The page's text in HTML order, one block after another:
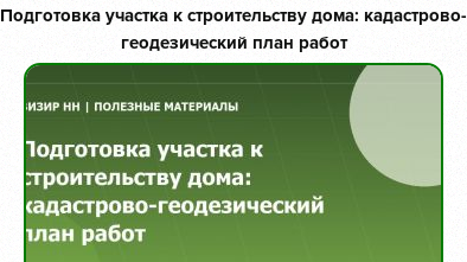
Подготовка участка к строительству дома: кадастрово-
геодезический план работ